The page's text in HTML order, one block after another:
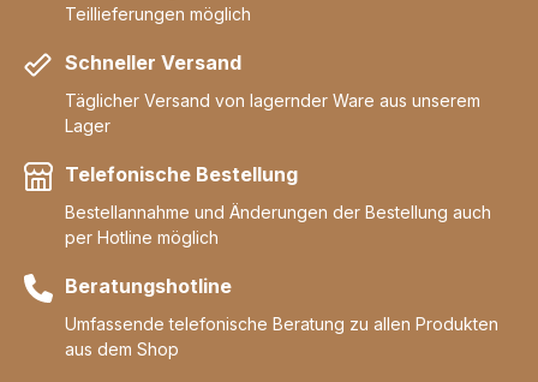
Teillieferungen möglich
Schneller Versand
Täglicher Versand von lagernder Ware aus unserem
Lager
Telefonische Bestellung
Bestellannahme und Änderungen der Bestellung auch
per Hotline möglich
Beratungshotline
Umfassende telefonische Beratung zu allen Produkten
aus dem Shop